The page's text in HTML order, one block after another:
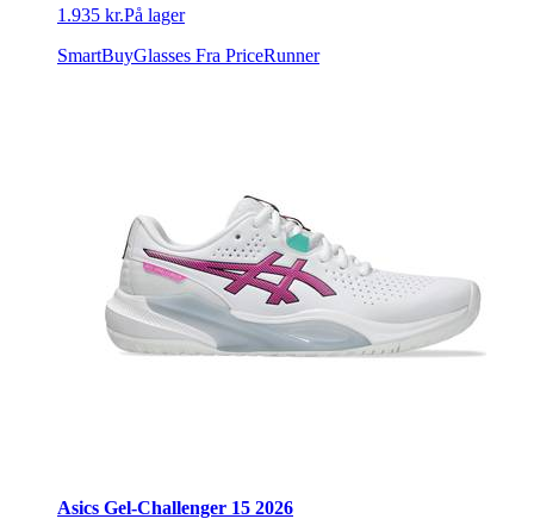
1.935 kr.På lager
SmartBuyGlasses Fra PriceRunner
Asics Gel-Challenger 15 2026